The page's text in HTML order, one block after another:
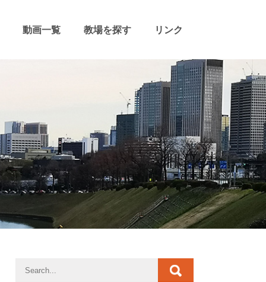
動画一覧 教場を探す リンク